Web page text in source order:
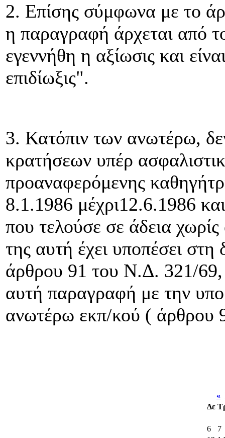
2. Επίσης σύμφωνα με το
η παραγραφή άρχεται από
εγεννήθη η αξίωσις και
επιδίωξις".
3. Κατόπιν των ανωτέρω,
κρατήσεων υπέρ
προαναφερόμενης
8.1.1986 μέχρι12.6.1986
που τελούσε σε άδεια
της αυτή έχει υποπέσει
άρθρου 91 του Ν.Δ. 321/69,
αυτή παραγραφή με την
ανωτέρω εκπ/κού (
«
Δε
6
7